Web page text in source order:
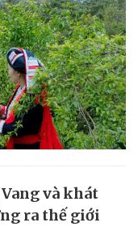
và khát
ra thế giới